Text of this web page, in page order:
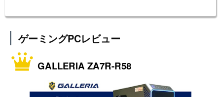
ゲーミングPCレビュー
GALLERIA ZA7R-R58